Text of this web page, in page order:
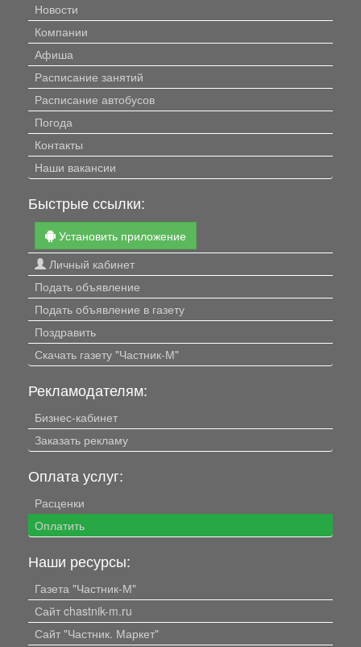
Новости
Компании
Афиша
Расписание занятий
Расписание автобусов
Погода
Контакты
Наши вакансии
Быстрые ссылки:
Установить приложение
Личный кабинет
Подать объявление
Подать объявление в газету
Поздравить
Скачать газету "Частник-М"
Рекламодателям:
Бизнес-кабинет
Заказать рекламу
Оплата услуг:
Расценки
Оплатить
Наши ресурсы:
Газета "Частник-М"
Сайт chastnik-m.ru
Сайт "Частник. Маркет"